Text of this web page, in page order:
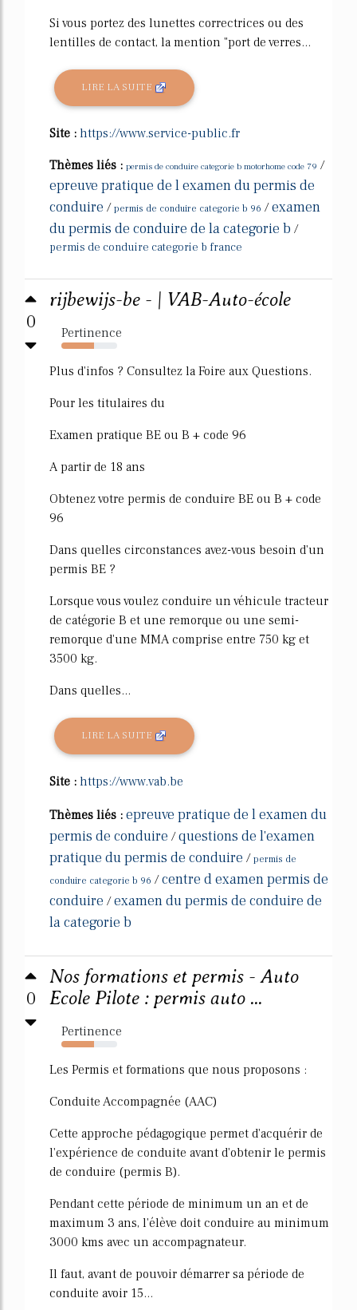
Si vous portez des lunettes correctrices ou des
lentilles de contact, la mention "port de verres...
LIRE LA SUITE
Site : https://www.service-public.fr
Thèmes liés : permis de conduire categorie b motorhome code 79 /
epreuve pratique de l examen du permis de
conduire / permis de conduire categorie b 96 /examen
du permis de conduire de la categorie b /
permis de conduire categorie b france
0
rijbewijs-be - | VAB-Auto-école
Pertinence
59%
Plus d'infos ? Consultez la Foire aux Questions.
Pour les titulaires du
Examen pratique BE ou B + code 96
A partir de 18 ans
Obtenez votre permis de conduire BE ou B + code
96
Dans quelles circonstances avez-vous besoin d'un
permis BE ?
Lorsque vous voulez conduire un véhicule tracteur
de catégorie B et une remorque ou une semi-
remorque d'une MMA comprise entre 750 kg et
3500 kg.
Dans quelles...
LIRE LA SUITE
Site : https://www.vab.be
Thèmes liés : epreuve pratique de l examen du
permis de conduire /questions de l'examen
pratique du permis de conduire / permis de
conduire categorie b 96 /centre d examen permis de
conduire /examen du permis de conduire de
la categorie b
0
Nos formations et permis - Auto
Ecole Pilote : permis auto ...
Pertinence
58%
Les Permis et formations que nous proposons :
Conduite Accompagnée (AAC)
Cette approche pédagogique permet d'acquérir de
l'expérience de conduite avant d'obtenir le permis
de conduire (permis B).
Pendant cette période de minimum un an et de
maximum 3 ans, l'élève doit conduire au minimum
3000 kms avec un accompagnateur.
Il faut, avant de pouvoir démarrer sa période de
conduite avoir 15...